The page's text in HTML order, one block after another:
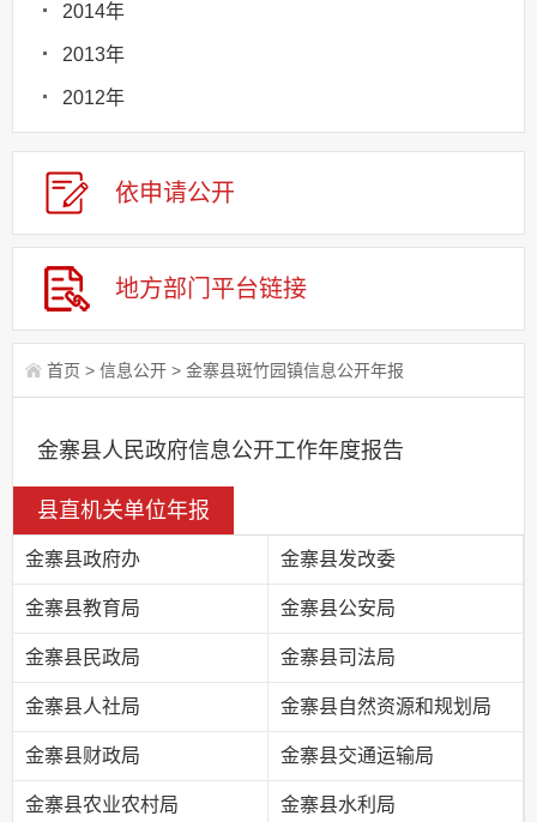
2014年
2013年
2012年
依申请公开
地方部门 平台链接
首页 > 信息公开 > 金寨县斑竹园镇信息公开年报
金寨县人民政府信息公开工作年度报告
县直机关单位年报
金寨县政府办 金寨县发改委
金寨县教育局 金寨县公安局
金寨县民政局 金寨县司法局
金寨县人社局 金寨县自然资源和规划局
金寨县财政局 金寨县交通运输局
金寨县农业农村局 金寨县水利局